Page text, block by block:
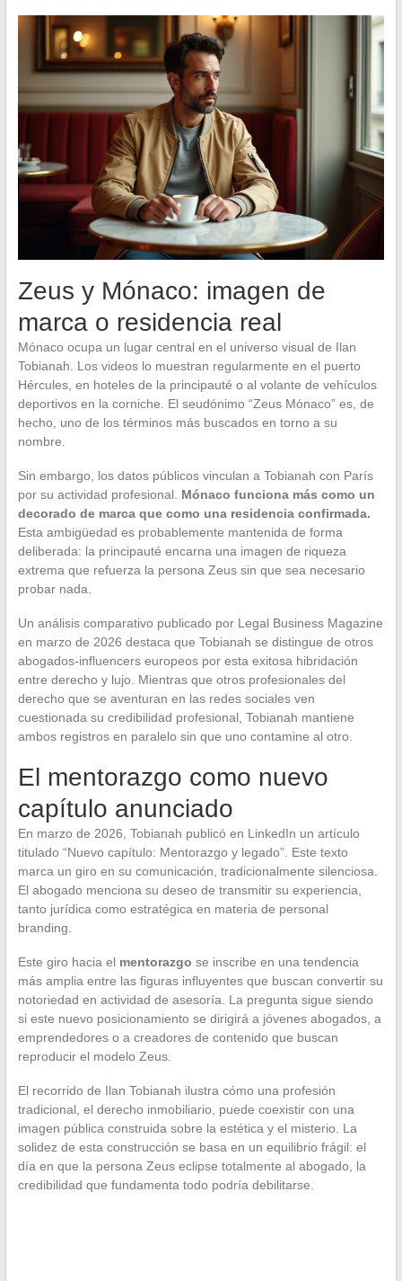
Zeus y Mónaco: imagen de
marca o residencia real
Mónaco ocupa un lugar central en el universo visual de Ilan
Tobianah. Los videos lo muestran regularmente en el puerto
Hércules, en hoteles de la principauté o al volante de vehículos
deportivos en la corniche. El seudónimo “Zeus Mónaco” es, de
hecho, uno de los términos más buscados en torno a su
nombre.
Sin embargo, los datos públicos vinculan a Tobianah con París
por su actividad profesional. Mónaco funciona más como un
decorado de marca que como una residencia confirmada.
Esta ambigüedad es probablemente mantenida de forma
deliberada: la principauté encarna una imagen de riqueza
extrema que refuerza la persona Zeus sin que sea necesario
probar nada.
Un análisis comparativo publicado por Legal Business Magazine
en marzo de 2026 destaca que Tobianah se distingue de otros
abogados-influencers europeos por esta exitosa hibridación
entre derecho y lujo. Mientras que otros profesionales del
derecho que se aventuran en las redes sociales ven
cuestionada su credibilidad profesional, Tobianah mantiene
ambos registros en paralelo sin que uno contamine al otro.
El mentorazgo como nuevo
capítulo anunciado
En marzo de 2026, Tobianah publicó en LinkedIn un artículo
titulado “Nuevo capítulo: Mentorazgo y legado”. Este texto
marca un giro en su comunicación, tradicionalmente silenciosa.
El abogado menciona su deseo de transmitir su experiencia,
tanto jurídica como estratégica en materia de personal
branding.
Este giro hacia el mentorazgo se inscribe en una tendencia
más amplia entre las figuras influyentes que buscan convertir su
notoriedad en actividad de asesoría. La pregunta sigue siendo
si este nuevo posicionamiento se dirigirá a jóvenes abogados, a
emprendedores o a creadores de contenido que buscan
reproducir el modelo Zeus.
El recorrido de Ilan Tobianah ilustra cómo una profesión
tradicional, el derecho inmobiliario, puede coexistir con una
imagen pública construida sobre la estética y el misterio. La
solidez de esta construcción se basa en un equilibrio frágil: el
día en que la persona Zeus eclipse totalmente al abogado, la
credibilidad que fundamenta todo podría debilitarse.